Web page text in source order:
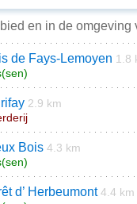
en in de
de Fays-Lemoyen 1.8
2.9 km
Bois 4.3 km
d’ Herbeumont 4.4 km